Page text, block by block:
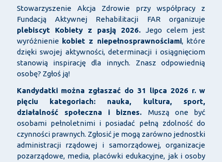
Stowarzyszenie Akcja Zdrowie przy współpracy z
Fundacją Aktywnej Rehabilitacji FAR organizuje
plebiscyt Kobiety z pasją 2026.Jego celem jest
wyróżnienie kobiet z niepełnosprawnościami, które
dzięki swojej aktywności, determinacji i osiągnięciom
stanowią inspirację dla innych. Znasz odpowiednią
osobę? Zgłoś ją!
Kandydatki można zgłaszać do 31 lipca 2026 r. w
pięciu kategoriach: nauka, kultura, sport,
działalność społeczna i biznes. Muszą one być
osobami pełnoletnimi i posiadać pełną zdolność do
czynności prawnych. Zgłosić je mogą zarówno jednostki
administracji rządowej i samorządowej, organizacje
pozarządowe, media, placówki edukacyjne, jak i osoby